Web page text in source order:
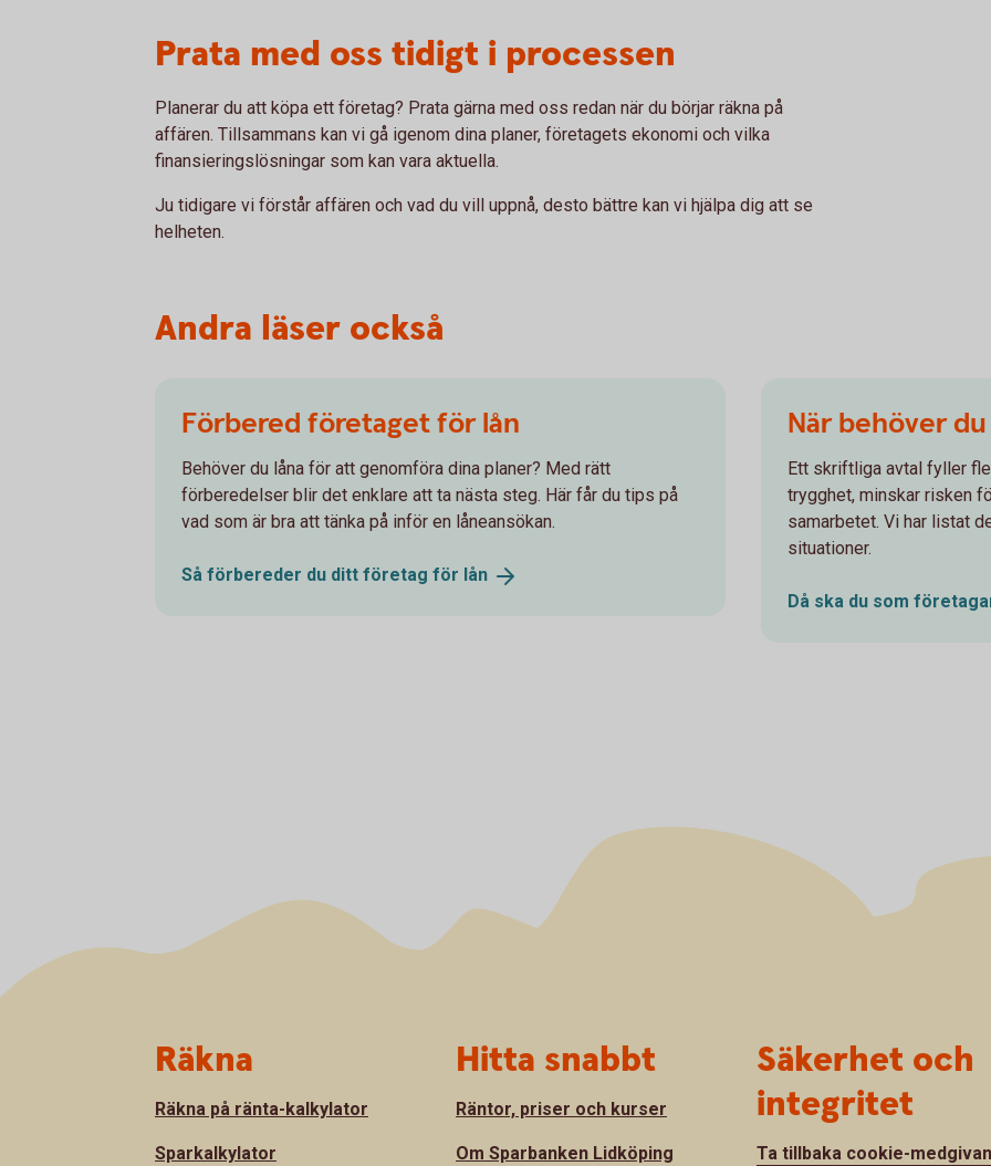
Prata med oss tidigt i processen
Planerar du att köpa ett företag? Prata gärna med oss redan när du börjar räkna på
affären. Tillsammans kan vi gå igenom dina planer, företagets ekonomi och vilka
finansieringslösningar som kan vara aktuella.
Ju tidigare vi förstår affären och vad du vill uppnå, desto bättre kan vi hjälpa dig att se
helheten.
Andra läser också
Förbered företaget för lån
Behöver du låna för att genomföra dina planer? Med rätt
förberedelser blir det enklare att ta nästa steg. Här får du tips på
vad som är bra att tänka på inför en låneansökan.
Så förbereder du ditt företag för lån
När behöver
Ett skriftliga avtal fyller
trygghet, minskar risken
samarbetet. Vi har listat
situationer.
Då ska du som
Räkna
Räkna på ränta-kalkylator
Sparkalkylator
Hitta snabbt
Räntor, priser och kurser
Om Sparbanken Lidköping
Säkerhet och
integritet
Ta tillbaka cookie-